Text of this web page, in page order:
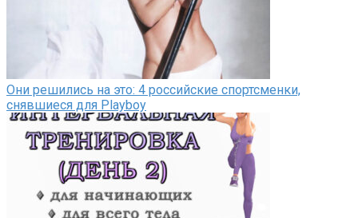
Они решились на это: 4 российские спортсменки,
снявшиеся для Playboy